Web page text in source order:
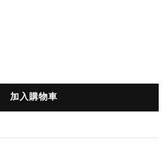
加入購物車